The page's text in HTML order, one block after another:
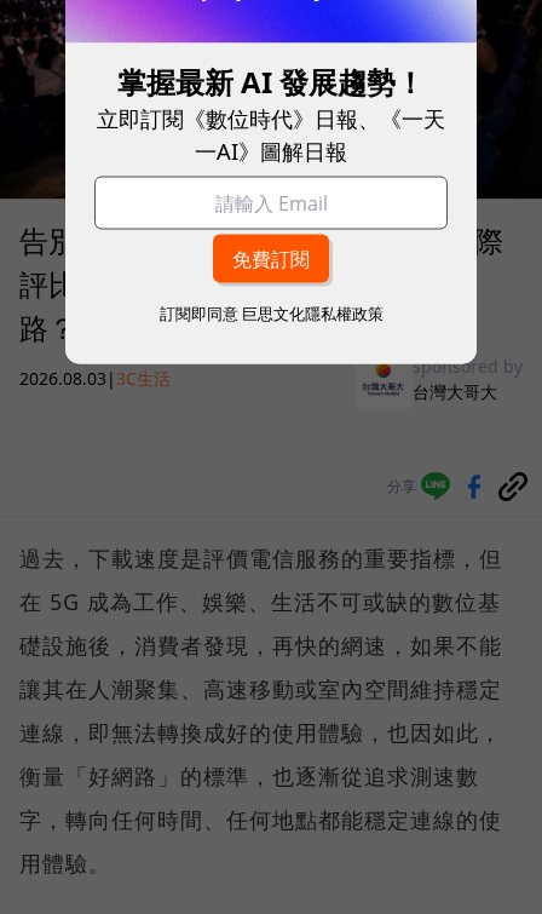
告別「極速迷思」！Opensignal 國際
評比揭密：什麼才是 5G 時代的好網
路？
2026.08.03 | 3C生活
sponsored by
台灣大哥大
分享
過去，下載速度是評價電信服務的重要指標，但
在 5G 成為工作、娛樂、生活不可或缺的數位基
礎設施後，消費者發現，再快的網速，如果不能
讓其在人潮聚集、高速移動或室內空間維持穩定
連線，即無法轉換成好的使用體驗，也因如此，
衡量「好網路」的標準，也逐漸從追求測速數
字，轉向任何時間、任何地點都能穩定連線的使
用體驗。
掌握最新 AI 發展趨勢！
立即訂閱《數位時代》日報、《一天
一AI》圖解日報
訂閱即同意 巨思文化隱私權政策